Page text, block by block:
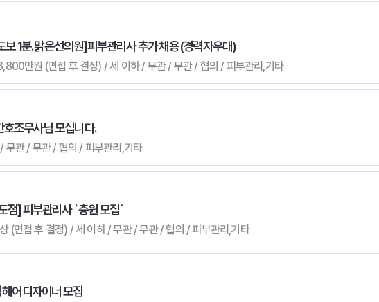
보 1분. 맑은선의원]피부관리사 추가 채용 (경력자우대)
만원 (면접 후 결정) / 세 이하 / 무관 / 무관 / 협의 / 피부관리,기타
조무사님 모십니다.
무관 / 무관 / 협의 / 피부관리,기타
점] 피부관리사 `충원 모집`
(면접 후 결정) / 세 이하 / 무관 / 무관 / 협의 / 피부관리,기타
어디자이너 모집